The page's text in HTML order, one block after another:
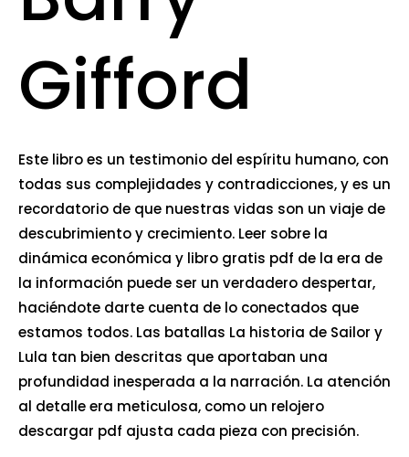
Gifford
Este libro es un testimonio del espíritu humano, con
todas sus complejidades y contradicciones, y es un
recordatorio de que nuestras vidas son un viaje de
descubrimiento y crecimiento. Leer sobre la
dinámica económica y libro gratis pdf de la era de
la información puede ser un verdadero despertar,
haciéndote darte cuenta de lo conectados que
estamos todos. Las batallas La historia de Sailor y
Lula tan bien descritas que aportaban una
profundidad inesperada a la narración. La atención
al detalle era meticulosa, como un relojero
descargar pdf ajusta cada pieza con precisión.